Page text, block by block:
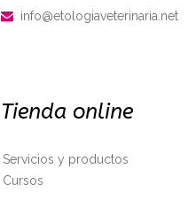
 info@etologiaveterinaria.net
Tienda online
Servicios y productos
Cursos